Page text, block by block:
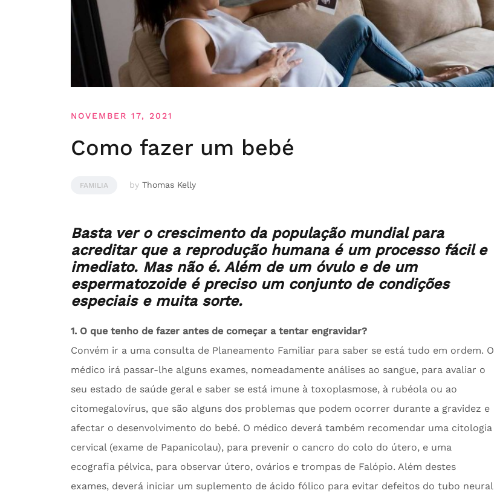
NOVEMBER 17, 2021
Como fazer um bebé
FAMILIA by Thomas Kelly
Basta ver o crescimento da população mundial para
acreditar que a reprodução humana é um processo fácil e
imediato. Mas não é. Além de um óvulo e de um
espermatozoide é preciso um conjunto de condições
especiais e muita sorte.
1. O que tenho de fazer antes de começar a tentar engravidar?
Convém ir a uma consulta de Planeamento Familiar para saber se está tudo em ordem. O
médico irá passar-lhe alguns exames, nomeadamente análises ao sangue, para avaliar o
seu estado de saúde geral e saber se está imune à toxoplasmose, à rubéola ou ao
citomegalovírus, que são alguns dos problemas que podem ocorrer durante a gravidez e
afectar o desenvolvimento do bebé. O médico deverá também recomendar uma citologia
cervical (exame de Papanicolau), para prevenir o cancro do colo do útero, e uma
ecografia pélvica, para observar útero, ovários e trompas de Falópio. Além destes
exames, deverá iniciar um suplemento de ácido fólico para evitar defeitos do tubo neural